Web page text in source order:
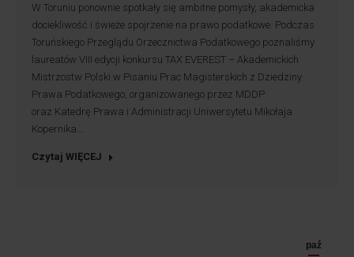
W Toruniu ponownie spotkały się ambitne pomysły, akademicka
dociekliwość i świeże spojrzenie na prawo podatkowe. Podczas
Toruńskiego Przeglądu Orzecznictwa Podatkowego poznaliśmy
laureatów VIII edycji konkursu TAX EVEREST – Akademickich
Mistrzostw Polski w Pisaniu Prac Magisterskich z Dziedziny
Prawa Podatkowego, organizowanego przez MDDP
oraz Katedrę Prawa i Administracji Uniwersytetu Mikołaja
Kopernika…
Czytaj WIĘCEJ
paź